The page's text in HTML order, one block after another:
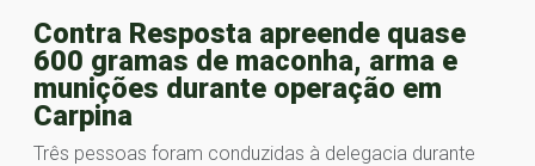
Contra Resposta apreende quase
600 gramas de maconha, arma e
munições durante operação em
Carpina
Três pessoas foram conduzidas à delegacia durante